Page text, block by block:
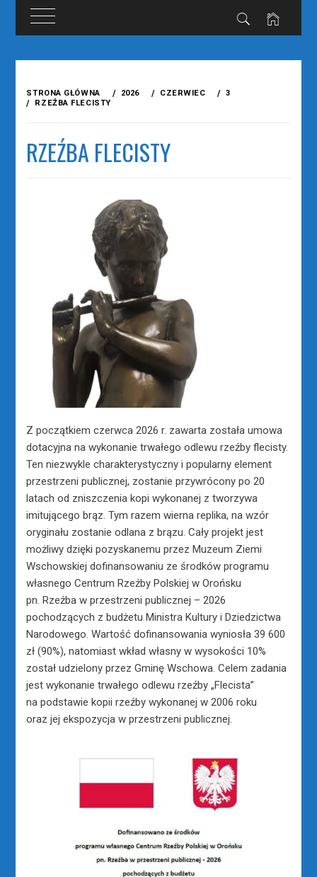
treści
STRONA GŁÓWNA 2026 CZERWIEC
3
RZEŹBA FLECISTY
RZEŹBA FLECISTY
Z początkiem czerwca 2026 r. zawarta została umowa
dotacyjna na wykonanie trwałego odlewu rzeźby flecisty.
Ten niezwykle charakterystyczny i popularny element
przestrzeni publicznej, zostanie przywrócony po 20
latach od zniszczenia kopi wykonanej z tworzywa
imitującego brąz. Tym razem wierna replika, na wzór
oryginału zostanie odlana z brązu. Cały projekt jest
możliwy dzięki pozyskanemu przez Muzeum Ziemi
Wschowskiej dofinansowaniu ze środków programu
własnego Centrum Rzeźby Polskiej w Orońsku
pn. Rzeźba w przestrzeni publicznej – 2026
pochodzących z budżetu Ministra Kultury i Dziedzictwa
Narodowego. Wartość dofinansowania wyniosła 39 600
zł (90%), natomiast wkład własny w wysokości 10%
został udzielony przez Gminę Wschowa. Celem zadania
jest wykonanie trwałego odlewu rzeźby „Flecista”
na podstawie kopii rzeźby wykonanej w 2006 roku
oraz jej ekspozycja w przestrzeni publicznej.